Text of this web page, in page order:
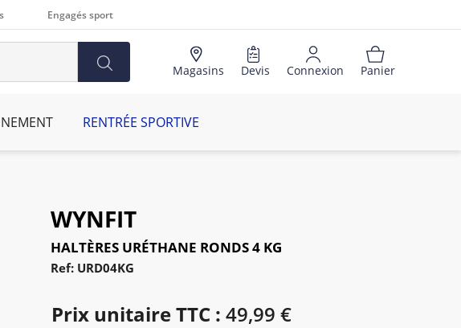
Engagés sport
Magasins Devis Connexion Panier
RENTRÉE SPORTIVE
WYNFIT
HALTÈRES URÉTHANE RONDS 4 KG
Ref: URD04KG
Prix unitaire TTC : 49,99 €